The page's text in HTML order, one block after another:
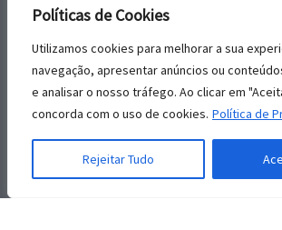
Políticas de Cookies
Utilizamos cookies para melhorar a sua
navegação, apresentar anúncios ou
e analisar o nosso tráfego. Ao clicar em
concorda com o uso de cookies. Política de
Rejeitar Tudo
WhatsApp:+55 (17) 99118-8484
email:
Rua Jatai, nº 81
Jardim das Paineiras, Ilha Solteira – SP